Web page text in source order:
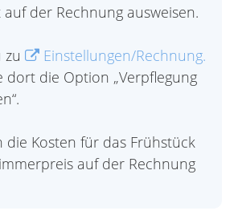
der Rechnung ausweisen.
zu
Einstellungen/Rechnung.
dort die Option „Verpflegung
die Kosten für das Frühstück
auf der Rechnung